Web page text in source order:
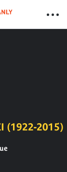
(1922-2015)